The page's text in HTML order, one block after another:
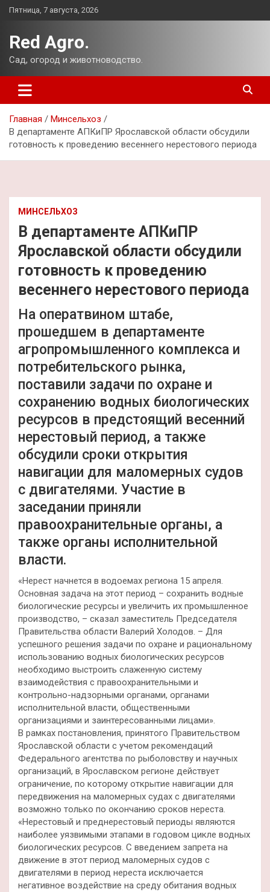
Перейти
Пятница, 7 августа, 2026
Red Agro.
Сад, огород и животноводство.
Главная
Минсельхоз
В департаменте АПКиПР Ярославской области обсудили
готовность к проведению весеннего нерестового периода
МИНСЕЛЬХОЗ
В департаменте АПКиПР
Ярославской области обсудили
готовность к проведению
весеннего нерестового периода
На оператвином штабе,
прошедшем в департаменте
агропромышленного комплекса и
потребительского рынка,
поставили задачи по охране и
сохранению водных биологических
ресурсов в предстоящий весенний
нерестовый период, а также
обсудили сроки открытия
навигации для маломерных судов
с двигателями.​ Участие в
заседании приняли
правоохранительные органы, а
также органы исполнительной
власти.
«Нерест начнется в водоемах региона 15 апреля.
Основная задача на этот период – сохранить водные
биологические ресурсы и увеличить их промышленное
производство, – сказал заместитель Председателя
Правительства области Валерий Холодов. – Для
успешного решения задачи по охране и рациональному
использованию водных биологических ресурсов
необходимо выстроить слаженную систему
взаимодействия с правоохранительными и
контрольно-надзорными органами, органами
исполнительной власти, общественными
организациями и заинтересованными лицами».
В рамках постановления, принятого Правительством
Ярославской области с учетом рекомендаций
Федерального агентства по рыболовству и научных
организаций, в Ярославском регионе действует
ограничение, по которому открытие навигации для
передвижения на маломерных судах с двигателями
возможно только по окончанию сроков нереста.
«Нерестовый и преднерестовый периоды являются
наиболее уязвимыми этапами в годовом цикле водных
биологических ресурсов. С введением запрета на
движение в этот период маломерных судов с
двигателями в период нереста исключается
негативное воздействие на среду обитания водных